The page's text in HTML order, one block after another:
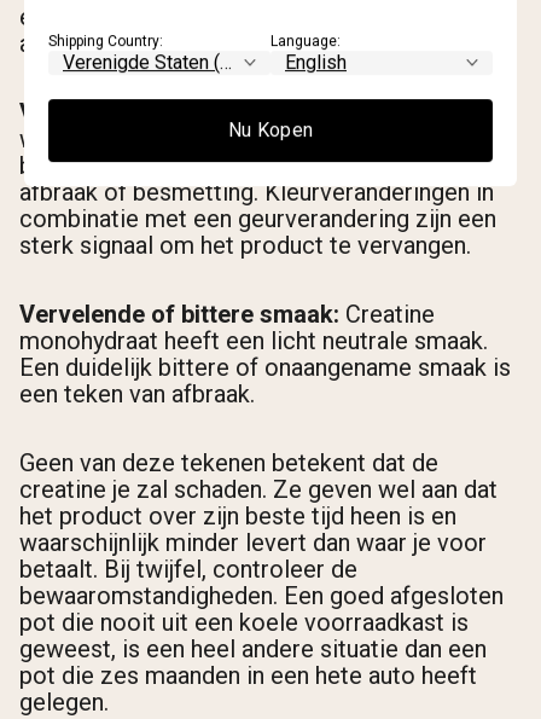
een duidelijk teken dat het product is
afgebroken of besmet. Gooi het weg.
Verkleuring:
Creatine monohydraat poeder is
wit tot gebroken wit. Gele, grijze of
bruinachtige tinten wijzen op chemische
afbraak of besmetting. Kleurveranderingen in
combinatie met een geurverandering zijn een
sterk signaal om het product te vervangen.
Vervelende of bittere smaak: Creatine
monohydraat heeft een licht neutrale smaak.
Een duidelijk bittere of onaangename smaak is
een teken van afbraak.
Geen van deze tekenen betekent dat de
creatine je zal schaden. Ze geven wel aan dat
het product over zijn beste tijd heen is en
waarschijnlijk minder levert dan waar je voor
betaalt. Bij twijfel, controleer de
bewaaromstandigheden. Een goed afgesloten
pot die nooit uit een koele voorraadkast is
geweest, is een heel andere situatie dan een
pot die zes maanden in een hete auto heeft
gelegen.
Shipping Country: Language:
Nu Kopen